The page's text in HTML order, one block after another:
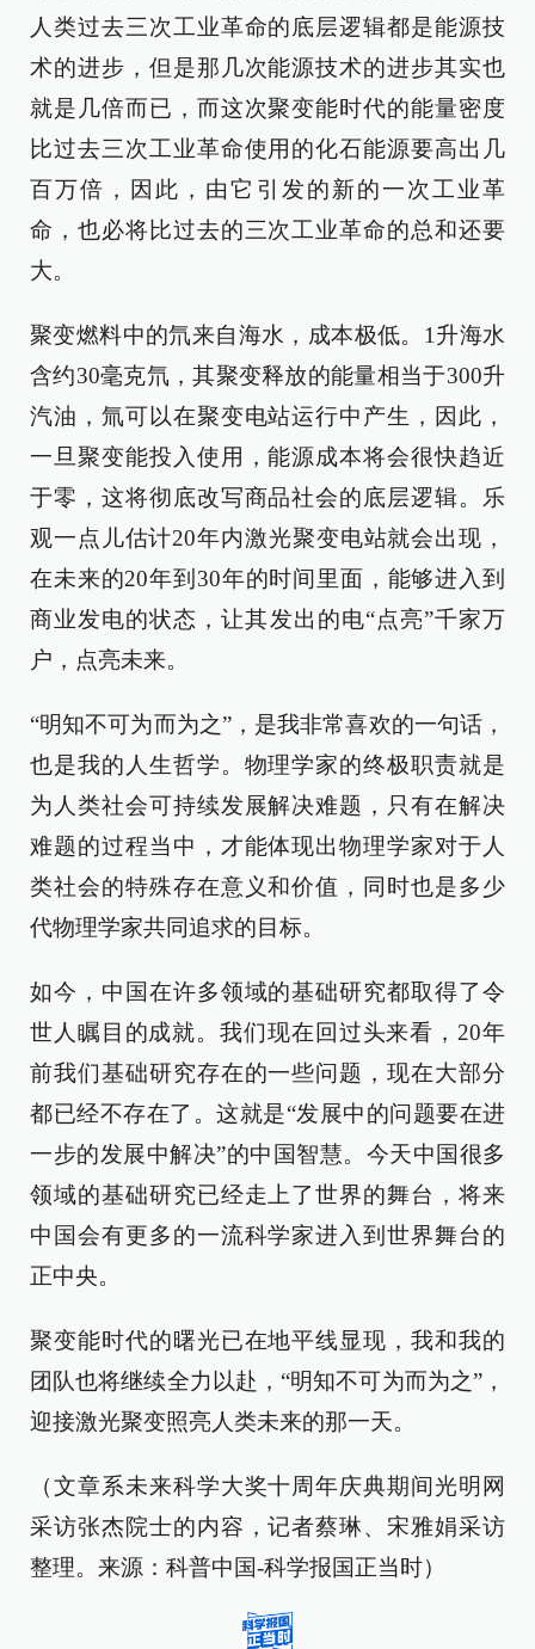
人类过去三次工业革命的底层逻辑都是能源技
术的进步，但是那几次能源技术的进步其实也
就是几倍而已，而这次聚变能时代的能量密度
比过去三次工业革命使用的化石能源要高出几
百万倍，因此，由它引发的新的一次工业革
命，也必将比过去的三次工业革命的总和还要
大。
聚变燃料中的氘来自海水，成本极低。1升海水
含约30毫克氘，其聚变释放的能量相当于300升
汽油，氚可以在聚变电站运行中产生，因此，
一旦聚变能投入使用，能源成本将会很快趋近
于零，这将彻底改写商品社会的底层逻辑。乐
观一点儿估计20年内激光聚变电站就会出现，
在未来的20年到30年的时间里面，能够进入到
商业发电的状态，让其发出的电“点亮”千家万
户，点亮未来。
“明知不可为而为之”，是我非常喜欢的一句话，
也是我的人生哲学。物理学家的终极职责就是
为人类社会可持续发展解决难题，只有在解决
难题的过程当中，才能体现出物理学家对于人
类社会的特殊存在意义和价值，同时也是多少
代物理学家共同追求的目标。
如今，中国在许多领域的基础研究都取得了令
世人瞩目的成就。我们现在回过头来看，20年
前我们基础研究存在的一些问题，现在大部分
都已经不存在了。这就是“发展中的问题要在进
一步的发展中解决”的中国智慧。今天中国很多
领域的基础研究已经走上了世界的舞台，将来
中国会有更多的一流科学家进入到世界舞台的
正中央。
聚变能时代的曙光已在地平线显现，我和我的
团队也将继续全力以赴，“明知不可为而为之”，
迎接激光聚变照亮人类未来的那一天。
（文章系未来科学大奖十周年庆典期间光明网
采访张杰院士的内容，记者蔡琳、宋雅娟采访
整理。来源：科普中国-科学报国正当时）